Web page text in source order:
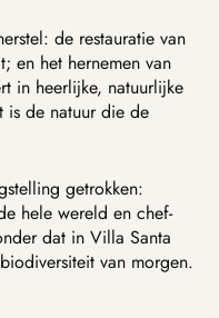
de restauratie van
en het hernemen van
in heerlijke, natuurlijke
is de natuur die de
getrokken:
hele wereld en chef-
dat in Villa Santa
van morgen.